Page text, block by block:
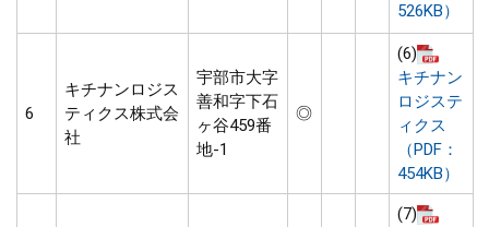
526KB）
6
キチナンロジス
ティクス株式会
社
宇部市大字
善和字下石
ヶ谷459番
地-1
◎
(6)
キチナン
ロジステ
ィクス
（PDF：
454KB）
(7)